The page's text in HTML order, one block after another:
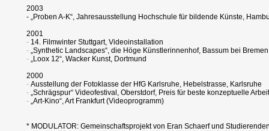
2003
- „Proben A-K“, Jahresausstellung Hochschule für bildende Künste,
2001
- 14. Filmwinter Stuttgart, Videoinstallation
- „Synthetic Landscapes“, die Höge Künstlerinnenhof, Bassum bei Bremen
- „Loox 12“, Wacker Kunst, Dortmund
2000
- Ausstellung der Fotoklasse der HfG Karlsruhe, Hebelstrasse, Karlsruhe
- „Schrägspur“ Videofestival, Oberstdorf, Preis für beste konzeptuelle Arbeit
- „Art-Kino“, Art Frankfurt (Videoprogramm)
* MODULATOR: Gemeinschaftsprojekt von Eran Schaerf und